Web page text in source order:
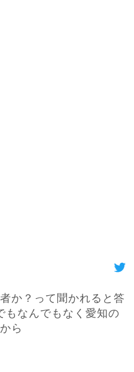
か？って聞かれると答
もなんでもなく愛知の
ら